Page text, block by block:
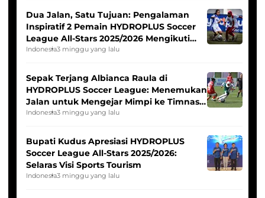
Dua Jalan, Satu Tujuan: Pengalaman
Inspiratif 2 Pemain HYDROPLUS Soccer
League All-Stars 2025/2026 Mengikuti
Seleksi Timnas Indonesia Putri
Indonesia3 minggu yang lalu
Sepak Terjang Albianca Raula di
HYDROPLUS Soccer League: Menemukan
Jalan untuk Mengejar Mimpi ke Timnas
Indonesia Putri
Indonesia3 minggu yang lalu
Bupati Kudus Apresiasi HYDROPLUS
Soccer League All-Stars 2025/2026:
Selaras Visi Sports Tourism
Indonesia3 minggu yang lalu